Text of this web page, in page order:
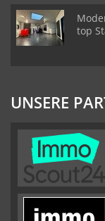
top
UNSERE